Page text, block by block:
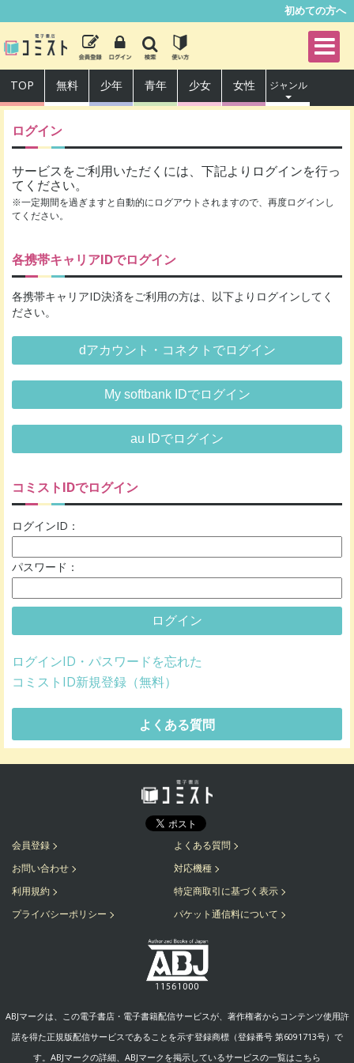
初めての方へ
TOP 無料 少年 青年 少女 女性 ジャンル
ログイン
サービスをご利用いただくには、下記よりログインを行っ
てください。
※一定期間を過ぎますと自動的にログアウトされますので、再度ログインし
てください。
各携帯キャリアIDでログイン
各携帯キャリアID決済をご利用の方は、以下よりログインしてく
ださい。
dアカウント・コネクトでログイン
My softbank IDでログイン
au IDでログイン
コミストIDでログイン
ログインID：
パスワード：
ログイン
ログインID・パスワードを忘れた
コミストID新規登録（無料）
よくある質問
会員登録
よくある質問
お問い合わせ
対応機種
利用規約
特定商取引に基づく表示
プライバシーポリシー
パケット通信料について
ABJマークは、この電子書店・電子書籍配信サービスが、著作権者からコンテンツ使用許
諾を得た正規版配信サービスであることを示す登録商標（登録番号 第6091713号）で
す。ABJマークの詳細、ABJマークを掲示しているサービスの一覧はこちら